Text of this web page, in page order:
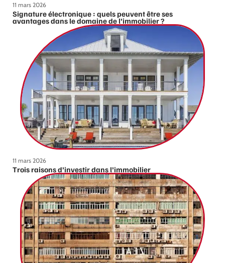
11 mars 2026
Signature électronique : quels peuvent être ses
avantages dans le domaine de l’immobilier ?
11 mars 2026
Trois raisons d’investir dans l’immobilier